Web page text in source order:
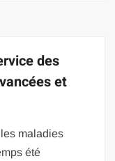
des
et
maladies
été